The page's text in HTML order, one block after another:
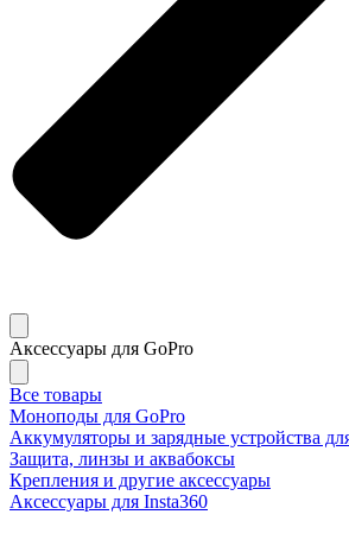
Аксессуары для GoPro
Все товары
Моноподы для GoPro
Аккумуляторы и зарядные устройства
Защита, линзы и аквабоксы
Крепления и другие аксессуары
Аксессуары для Insta360